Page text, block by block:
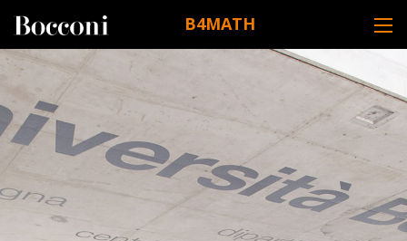
B4MATH
DESK NAVIGATION